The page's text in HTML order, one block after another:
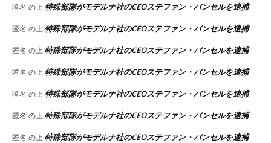
匿名 の上 特殊部隊がモデルナ社のCEOステファン・バンセルを逮捕
匿名 の上 特殊部隊がモデルナ社のCEOステファン・バンセルを逮捕
匿名 の上 特殊部隊がモデルナ社のCEOステファン・バンセルを逮捕
匿名 の上 特殊部隊がモデルナ社のCEOステファン・バンセルを逮捕
匿名 の上 特殊部隊がモデルナ社のCEOステファン・バンセルを逮捕
匿名 の上 特殊部隊がモデルナ社のCEOステファン・バンセルを逮捕
匿名 の上 特殊部隊がモデルナ社のCEOステファン・バンセルを逮捕